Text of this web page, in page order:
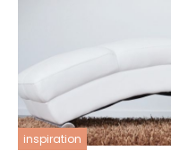
inspiration